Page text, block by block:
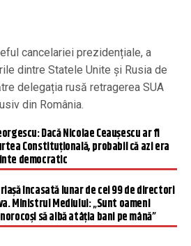
cancelariei prezidențiale, a
dintre Statele Unite și Rusia de
delegația rusă retragerea SUA
din România.
Dacă Nicolae Ceauşescu ar fi
Constituţională, probabil că azi era
democratic
încasată lunar de cei 99 de directori
Ministrul Mediului: „Sunt oameni
să aibă atâția bani pe mână”